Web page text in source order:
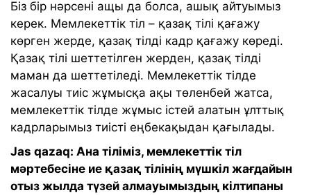
Біз бір нәрсені ащы да болса, ашық айтуымыз
керек. Мемлекеттік тіл – қазақ тілі қағажу
көрген жерде, қазақ тілді кадр қағажу көреді.
Қазақ тілі шеттетілген жерден, қазақ тілді
маман да шеттетіледі. Мемлекеттік тілде
жасалуы тиіс жұмысқа ақы төленбей жатса,
мемлекеттік тілде жұмыс істей алатын ұлттық
кадрларымыз тиісті еңбекақыдан қағылады.
Jas qazaq: Ана тіліміз, мемлекеттік тіл
мәртебесіне ие қазақ тілінің мүшкіл жағдайын
отыз жылда түзей алмауымыздың кілтипаны